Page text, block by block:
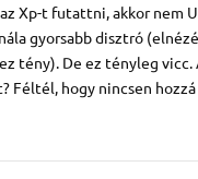
az Xp-t futattni, akkor nem
gyorsabb disztró
tény). De ez tényleg
Féltél, hogy nincsen hozzá